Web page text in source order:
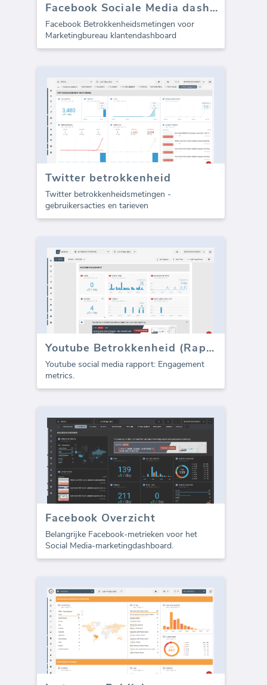
Facebook Sociale Media dashboard sjabloon - Betrokkenheid
Facebook Betrokkenheidsmetingen voor
Marketingbureau klantendashboard
Twitter betrokkenheid
Twitter betrokkenheidsmetingen -
gebruikersacties en tarieven
Youtube Betrokkenheid (Rapport)
Youtube social media rapport: Engagement
metrics.
Facebook Overzicht
Belangrijke Facebook-metrieken voor het
Social Media-marketingdashboard.